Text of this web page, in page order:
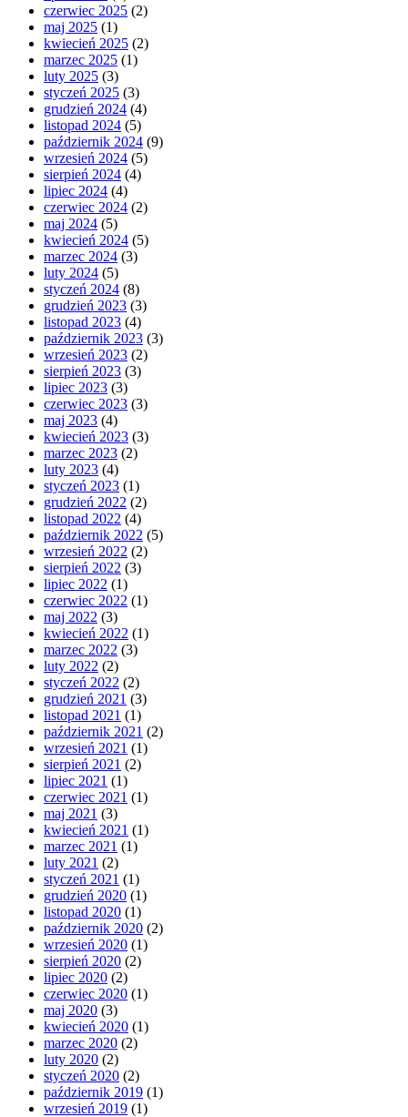
czerwiec 2025 (2)
maj 2025 (1)
kwiecień 2025 (2)
marzec 2025 (1)
luty 2025 (3)
styczeń 2025 (3)
grudzień 2024 (4)
listopad 2024 (5)
październik 2024 (9)
wrzesień 2024 (5)
sierpień 2024 (4)
lipiec 2024 (4)
czerwiec 2024 (2)
maj 2024 (5)
kwiecień 2024 (5)
marzec 2024 (3)
luty 2024 (5)
styczeń 2024 (8)
grudzień 2023 (3)
listopad 2023 (4)
październik 2023 (3)
wrzesień 2023 (2)
sierpień 2023 (3)
lipiec 2023 (3)
czerwiec 2023 (3)
maj 2023 (4)
kwiecień 2023 (3)
marzec 2023 (2)
luty 2023 (4)
styczeń 2023 (1)
grudzień 2022 (2)
listopad 2022 (4)
październik 2022 (5)
wrzesień 2022 (2)
sierpień 2022 (3)
lipiec 2022 (1)
czerwiec 2022 (1)
maj 2022 (3)
kwiecień 2022 (1)
marzec 2022 (3)
luty 2022 (2)
styczeń 2022 (2)
grudzień 2021 (3)
listopad 2021 (1)
październik 2021 (2)
wrzesień 2021 (1)
sierpień 2021 (2)
lipiec 2021 (1)
czerwiec 2021 (1)
maj 2021 (3)
kwiecień 2021 (1)
marzec 2021 (1)
luty 2021 (2)
styczeń 2021 (1)
grudzień 2020 (1)
listopad 2020 (1)
październik 2020 (2)
wrzesień 2020 (1)
sierpień 2020 (2)
lipiec 2020 (2)
czerwiec 2020 (1)
maj 2020 (3)
kwiecień 2020 (1)
marzec 2020 (2)
luty 2020 (2)
styczeń 2020 (2)
październik 2019 (1)
wrzesień 2019 (1)